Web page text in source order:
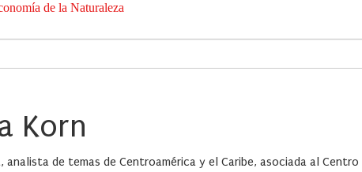
de la Naturaleza
Korn
analista de temas de Centroamérica y el Caribe, asociada al